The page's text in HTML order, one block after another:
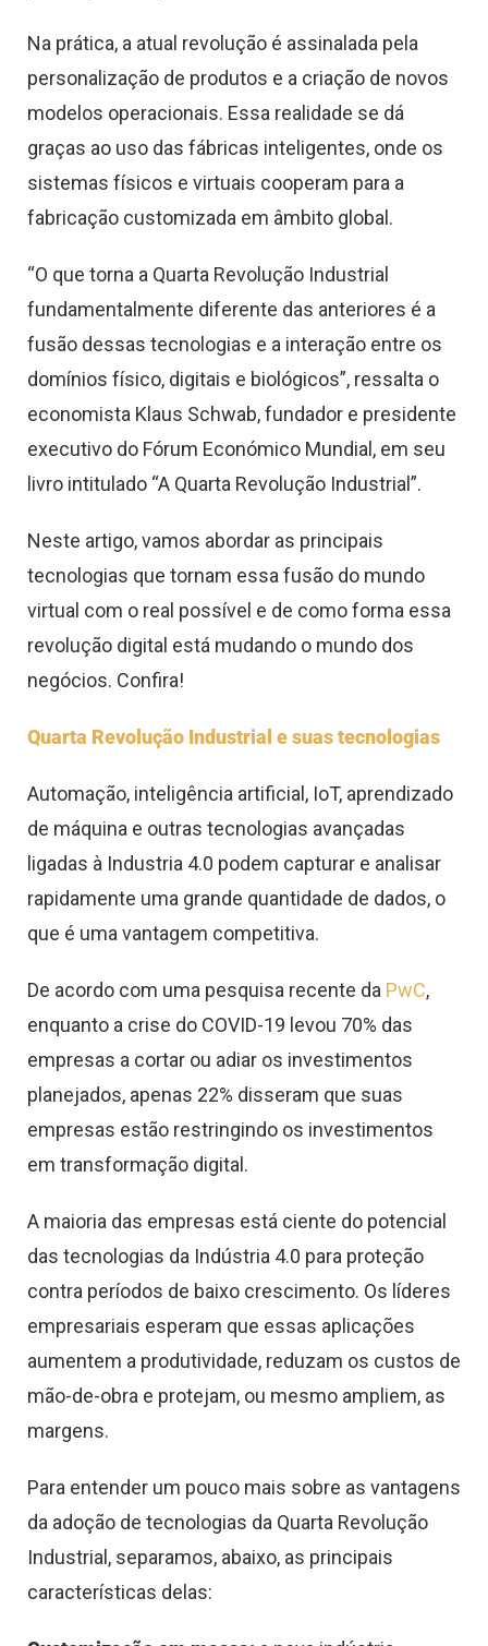
Na prática, a atual revolução é assinalada pela
personalização de produtos e a criação de novos
modelos operacionais. Essa realidade se dá
graças ao uso das fábricas inteligentes, onde os
sistemas físicos e virtuais cooperam para a
fabricação customizada em âmbito global.
“O que torna a Quarta Revolução Industrial
fundamentalmente diferente das anteriores é a
fusão dessas tecnologias e a interação entre os
domínios físico, digitais e biológicos”, ressalta o
economista Klaus Schwab, fundador e presidente
executivo do Fórum Económico Mundial, em seu
livro intitulado “A Quarta Revolução Industrial”.
Neste artigo, vamos abordar as principais
tecnologias que tornam essa fusão do mundo
virtual com o real possível e de como forma essa
revolução digital está mudando o mundo dos
negócios. Confira!
Quarta Revolução Industrial e suas tecnologias
Automação, inteligência artificial, IoT, aprendizado
de máquina e outras tecnologias avançadas
ligadas à Industria 4.0 podem capturar e analisar
rapidamente uma grande quantidade de dados, o
que é uma vantagem competitiva.
De acordo com uma pesquisa recente da PwC,
enquanto a crise do COVID-19 levou 70% das
empresas a cortar ou adiar os investimentos
planejados, apenas 22% disseram que suas
empresas estão restringindo os investimentos
em transformação digital.
A maioria das empresas está ciente do potencial
das tecnologias da Indústria 4.0 para proteção
contra períodos de baixo crescimento. Os líderes
empresariais esperam que essas aplicações
aumentem a produtividade, reduzam os custos de
mão-de-obra e protejam, ou mesmo ampliem, as
margens.
Para entender um pouco mais sobre as vantagens
da adoção de tecnologias da Quarta Revolução
Industrial, separamos, abaixo, as principais
características delas: